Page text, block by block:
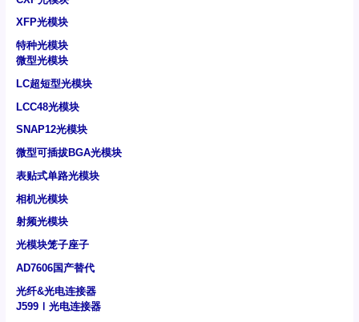
XFP光模块
特种光模块
微型光模块
LC超短型光模块
LCC48光模块
SNAP12光模块
微型可插拔BGA光模块
表贴式单路光模块
相机光模块
射频光模块
光模块笼子座子
AD7606国产替代
光纤&光电连接器
J599Ⅰ光电连接器